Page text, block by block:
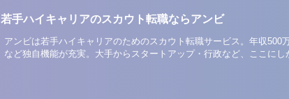
若手ハイキャリアのスカウト転職ならアンビ
アンビは若手ハイキャリアのためのスカウト転職サービス。年収
など独自機能が充実。大手からスタートアップ・行政など、ここにし